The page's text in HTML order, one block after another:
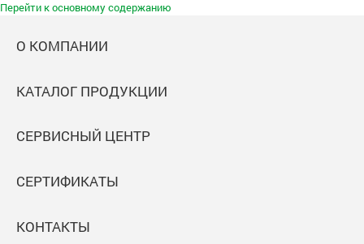
Перейти к основному содержанию
Самараспецремкомплект
Адрес: 443047,
ул. Тамбовская, 2 (посёлок Кряж)
О КОМПАНИИ
КАТАЛОГ ПРОДУКЦИИ
СЕРВИСНЫЙ ЦЕНТР
СЕРТИФИКАТЫ
КОНТАКТЫ